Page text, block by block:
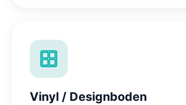
Vinyl / Designboden